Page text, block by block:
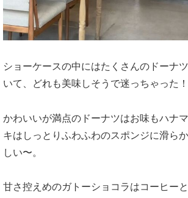
ショーケースの中にはたくさんのドーナ
いて、どれも美味しそうで迷っちゃった！
かわいいが満点のドーナツはお味もハナ
キはしっとりふわふわのスポンジに滑ら
しい〜。
甘さ控えめのガトーショコラはコーヒー